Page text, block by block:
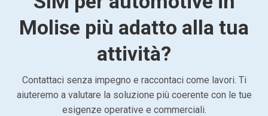
Molise più adatto alla tua
attività?
Contattaci senza impegno e raccontaci come lavori. Ti
aiuteremo a valutare la soluzione più coerente con le tue
esigenze operative e commerciali.